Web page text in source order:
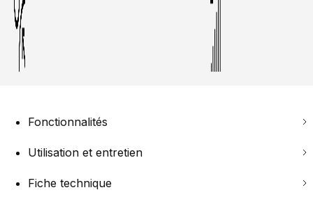
Fonctionnalités
Utilisation et entretien
Fiche technique